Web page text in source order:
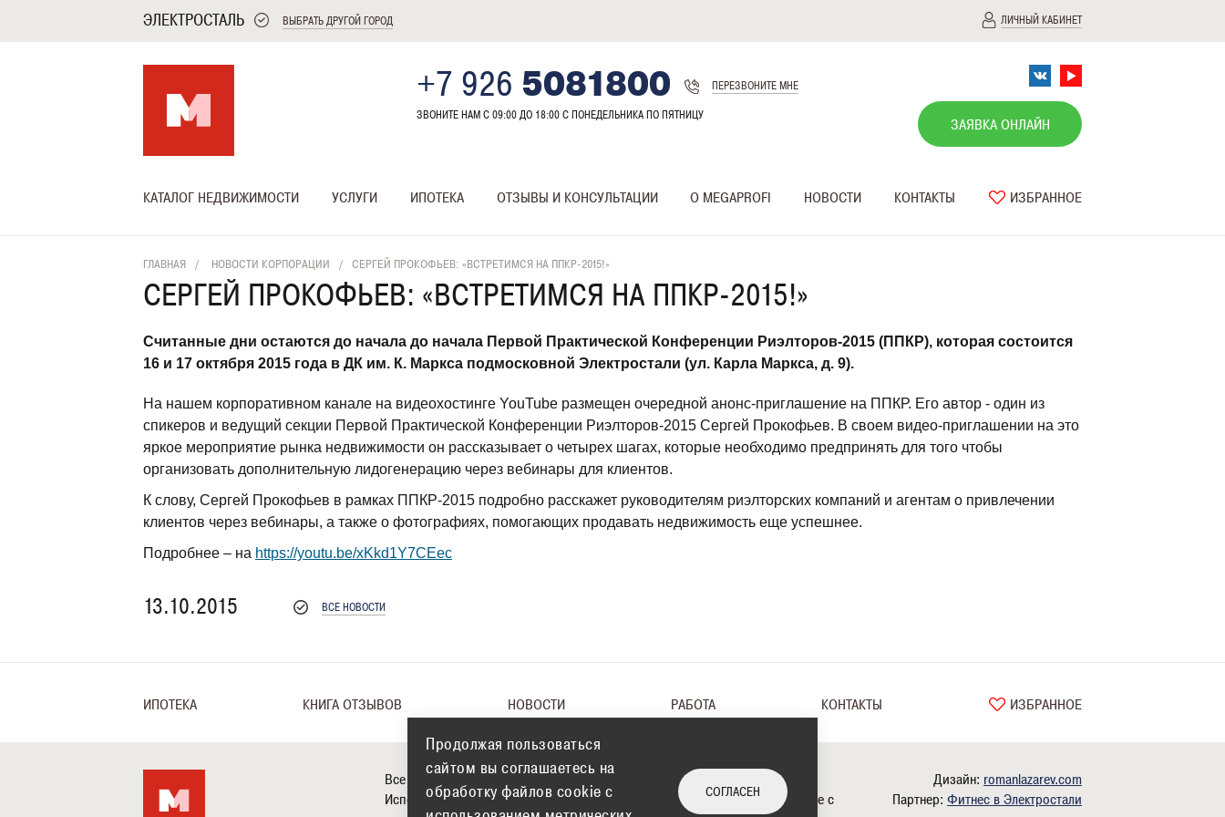
ЭЛЕКТРОСТАЛЬ ВЫБРАТЬ ДРУГОЙ ГОРОД ЛИЧНЫЙ КАБИНЕТ
+7 926 5081800
ПЕРЕЗВОНИТЕ МНЕ
ЗВОНИТЕ НАМ С 09:00 ДО 18:00 C ПОНЕДЕЛЬНИКА ПО ПЯТНИЦУ
ЗАЯВКА ОНЛАЙН
КАТАЛОГ НЕДВИЖИМОСТИ УСЛУГИ ИПОТЕКА ОТЗЫВЫ И КОНСУЛЬТАЦИИ О MEGAPROFI НОВОСТИ КОНТАКТЫ ИЗБРАННОЕ
ГЛАВНАЯ НОВОСТИ КОРПОРАЦИИ СЕРГЕЙ ПРОКОФЬЕВ: «ВСТРЕТИМСЯ НА ППКР-2015!»
СЕРГЕЙ ПРОКОФЬЕВ: «ВСТРЕТИМСЯ НА ППКР-2015!»
Считанные дни остаются до начала до начала Первой Практической Конференции Риэлторов-2015 (ППКР), которая состоится
16 и 17 октября 2015 года в ДК им. К. Маркса подмосковной Электростали (ул. Карла Маркса, д. 9).
На нашем корпоративном канале на видеохостинге YouTube размещен очередной анонс-приглашение на ППКР. Его автор - один из
спикеров и ведущий секции Первой Практической Конференции Риэлторов-2015 Сергей Прокофьев. В своем видео-приглашении на это
яркое мероприятие рынка недвижимости он рассказывает о четырех шагах, которые необходимо предпринять для того чтобы
организовать дополнительную лидогенерацию через вебинары для клиентов.
К слову, Сергей Прокофьев в рамках ППКР-2015 подробно расскажет руководителям риэлторских компаний и агентам о привлечении
клиентов через вебинары, а также о фотографиях, помогающих продавать недвижимость еще успешнее.
Подробнее – на https://youtu.be/xKkd1Y7CEec
13.10.2015 ВСЕ НОВОСТИ
ИПОТЕКА КНИГА ОТЗЫВОВ НОВОСТИ РАБОТА КОНТАКТЫ ИЗБРАННОЕ
Все права защищены © 2008 — 2026 г.
Использование сайта, в том числе размещение контента, означает согласие с
Дизайн: romanlazarev.com
Партнер: Фитнес в Электростали
Продолжая пользоваться
сайтом вы соглашаетесь на
обработку файлов cookie c
СОГЛАСЕН